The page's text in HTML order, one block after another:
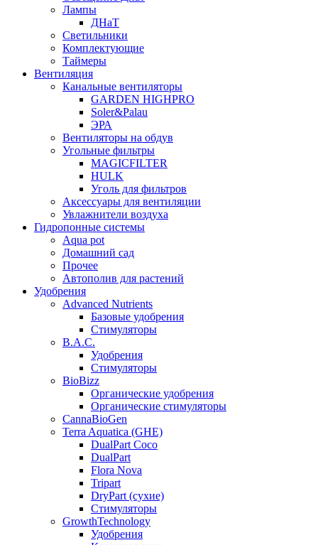
Лампы
ДНаТ
Светильники
Комплектующие
Таймеры
Вентиляция
Канальные вентиляторы
GARDEN HIGHPRO
Soler&Palau
ЭРА
Вентиляторы на обдув
Угольные фильтры
MAGICFILTER
HULK
Уголь для фильтров
Аксессуары для вентиляции
Увлажнители воздуха
Гидропонные системы
Aqua pot
Домашний сад
Прочее
Автополив для растений
Удобрения
Advanced Nutrients
Базовые удобрения
Стимуляторы
B.A.C.
Удобрения
Стимуляторы
BioBizz
Органические удобрения
Органические стимуляторы
CannaBioGen
Terra Aquatica (GHE)
DualPart Coco
DualPart
Flora Nova
Tripart
DryPart (сухие)
Стимуляторы
GrowthTechnology
Удобрения